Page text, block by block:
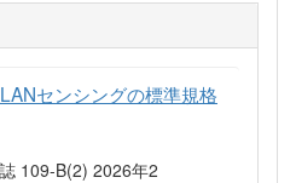
センシングの標準規格
109-B(2) 2026年2